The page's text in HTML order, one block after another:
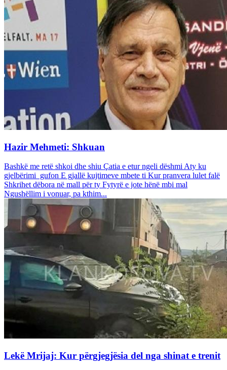
Hazir Mehmeti: Shkuan
Bashkë me retë shkoi dhe shiu Çatia e etur ngeli dëshmi Aty ku
gjelbërimi gufon E gjallë kujtimeve mbete ti Kur pranvera lulet falë
Shkrihet dëbora në mall për ty Fytyrë e jote hënë mbi mal
Ngushëllim i vonuar, pa kthim...
Lekë Mrijaj: Kur përgjegjësia del nga shinat e trenit